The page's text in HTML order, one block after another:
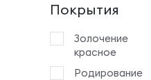
Все проходит
и это тоже
пройдет.
Всецарица
Покрытия
Золочение
красное
Родирование